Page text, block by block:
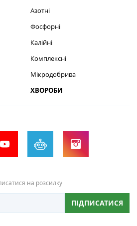
Азотні
Фосфорні
Калійні
Комплексні
Мікродобрива
ХВОРОБИ
на розсилку
ПІДПИСАТИСЯ